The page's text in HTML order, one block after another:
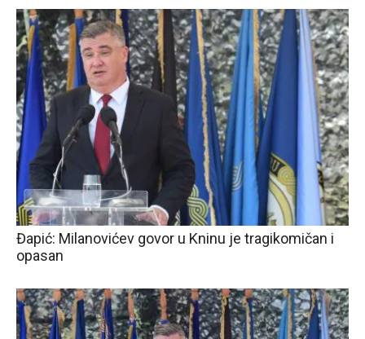
Đapić: Milanovićev govor u Kninu je tragikomičan i
opasan